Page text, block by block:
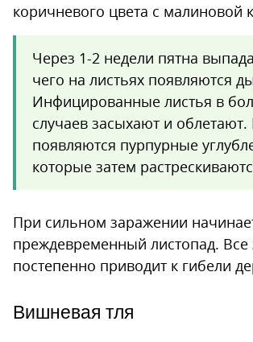
коричневого цвета с малиновой
Через 1-2 недели пятна
чего на листьях появляются
Инфицированные листья в
случаев засыхают и
появляются пурпурные
которые затем
При сильном заражении
преждевременный листопад. Все
постепенно приводит к гибели
Вишневая тля